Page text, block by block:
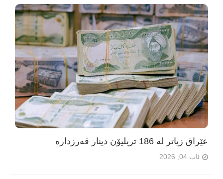
عێراق زیاتر لە 186 تریلیۆن دینار قەرزدارە
ئاب 04, 2026